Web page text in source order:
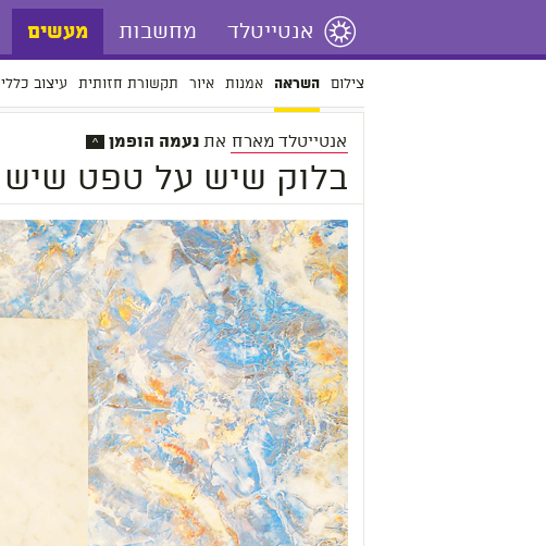
אנטייטלד מחשבות מעשים
צילום השראה אמנות איור תקשורת חזותית עיצוב כללי
אנטייטלד מארח את נעמה הופמן ^
בלוק שיש על טפט שיש